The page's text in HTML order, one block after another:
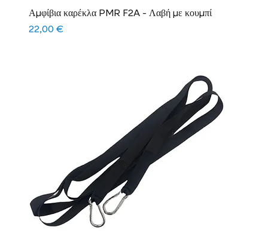
Αμφίβια καρέκλα PMR F2A - Λαβή με κουμπί
Τιμή
22,00 €